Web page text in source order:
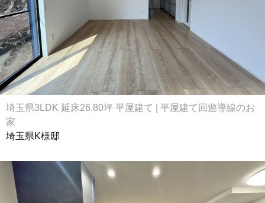
埼玉県3LDK 延床26.80坪 平屋建て | 平屋建て回遊導線のお
家
埼玉県K様邸